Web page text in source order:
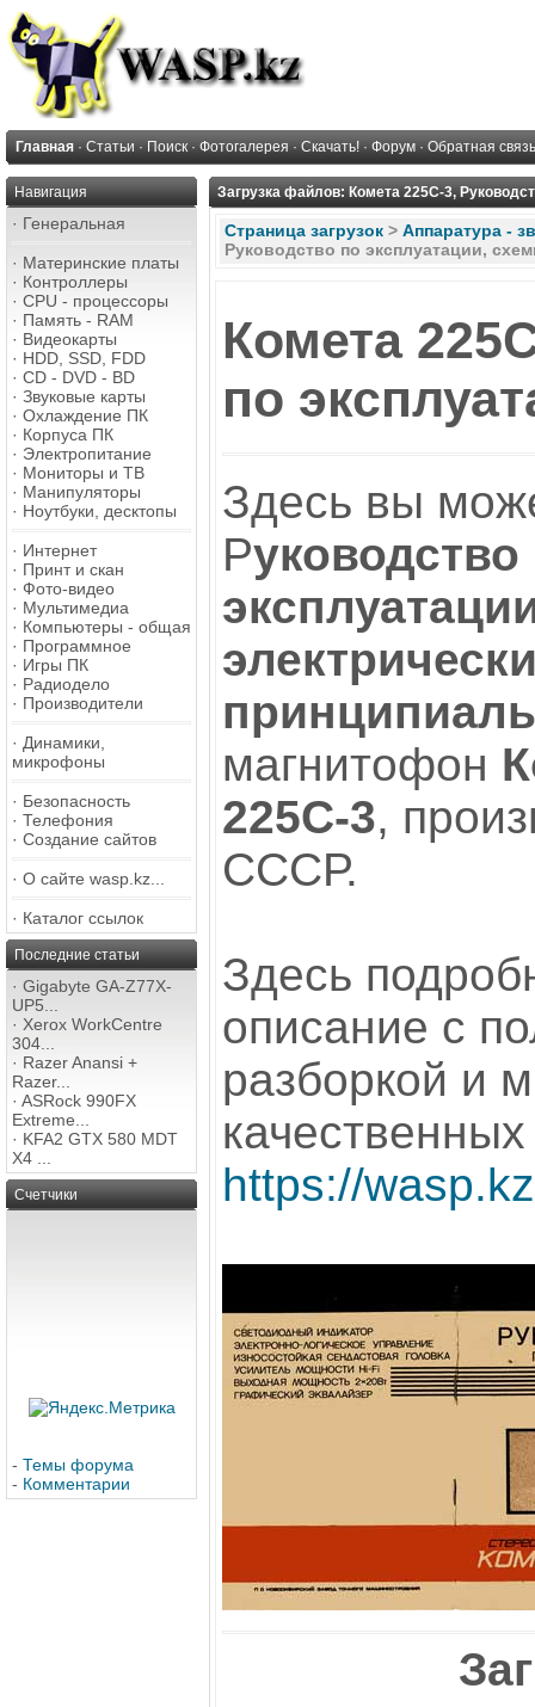
Главная · Статьи · Поиск · Фотогалерея · Скачать! · Форум · Обратная связь
Навигация
· Генеральная
· Материнские платы
· Контроллеры
· CPU - процессоры
· Память - RAM
· Видеокарты
· HDD, SSD, FDD
· CD - DVD - BD
· Звуковые карты
· Охлаждение ПК
· Корпуса ПК
· Электропитание
· Мониторы и ТВ
· Манипуляторы
· Ноутбуки, десктопы
· Интернет
· Принт и скан
· Фото-видео
· Мультимедиа
· Компьютеры - общая
· Программное
· Игры ПК
· Радиодело
· Производители
· Динамики,
микрофоны
· Безопасность
· Телефония
· Создание сайтов
· О сайте wasp.kz...
· Каталог ссылок
Последние статьи
· Gigabyte GA-Z77X-
UP5...
· Xerox WorkCentre
304...
· Razer Anansi +
Razer...
· ASRock 990FX
Extreme...
· KFA2 GTX 580 MDT
X4 ...
Счетчики
- Темы форума
- Комментарии
Загрузка файлов: Комета 225С-3,
Страница загрузок > Аппаратура -
Руководство по эксплуатации,
Комета
по
Здесь вы
Руководство
магнитофон
225С-3,
СССР.
Здесь
описание с
разборкой и
https://